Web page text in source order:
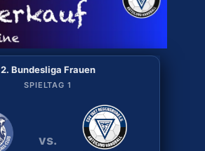
2. Bundesliga Frauen
SPIELTAG 1
vs.
2. Bundesliga Frauen
SPIELTAG 2
vs.